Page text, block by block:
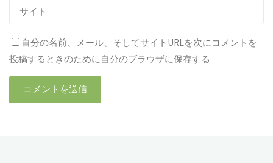
自分の名前、メール、そしてサイトURLを次にコメントを
投稿するときのために自分のブラウザに保存する